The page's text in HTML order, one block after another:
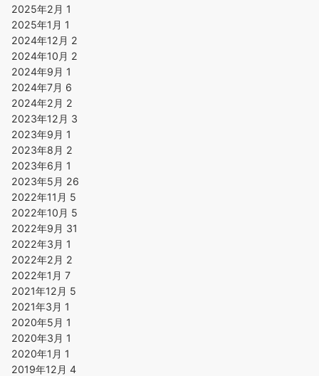
2025年2月 1
2025年1月 1
2024年12月 2
2024年10月 2
2024年9月 1
2024年7月 6
2024年2月 2
2023年12月 3
2023年9月 1
2023年8月 2
2023年6月 1
2023年5月 26
2022年11月 5
2022年10月 5
2022年9月 31
2022年3月 1
2022年2月 2
2022年1月 7
2021年12月 5
2021年3月 1
2020年5月 1
2020年3月 1
2020年1月 1
2019年12月 4